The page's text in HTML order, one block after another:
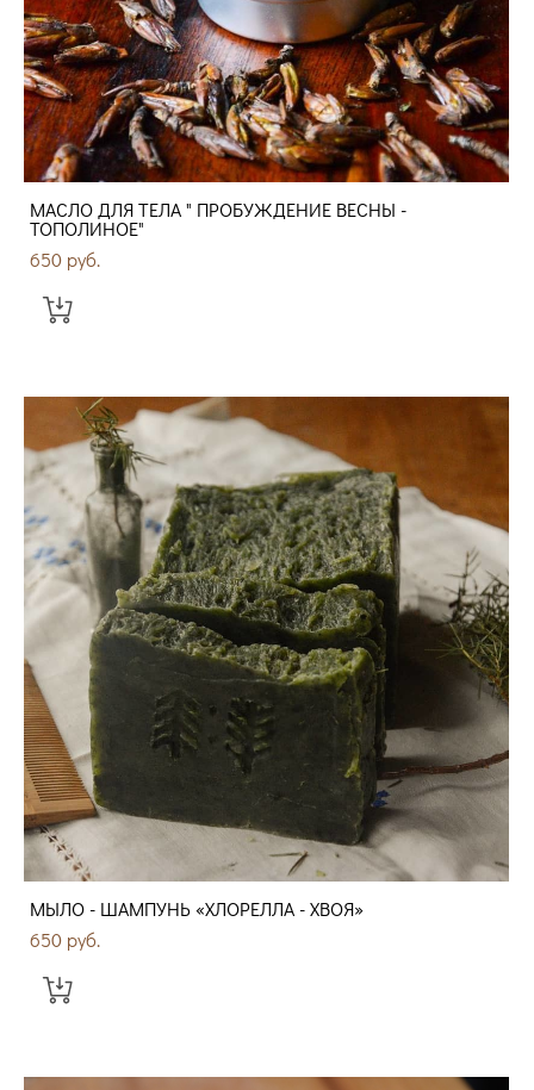
МАСЛО ДЛЯ ТЕЛА " ПРОБУЖДЕНИЕ ВЕСНЫ -
ТОПОЛИНОЕ"
650 pуб.
МЫЛО - ШАМПУНЬ «ХЛОРЕЛЛА - ХВОЯ»
650 pуб.